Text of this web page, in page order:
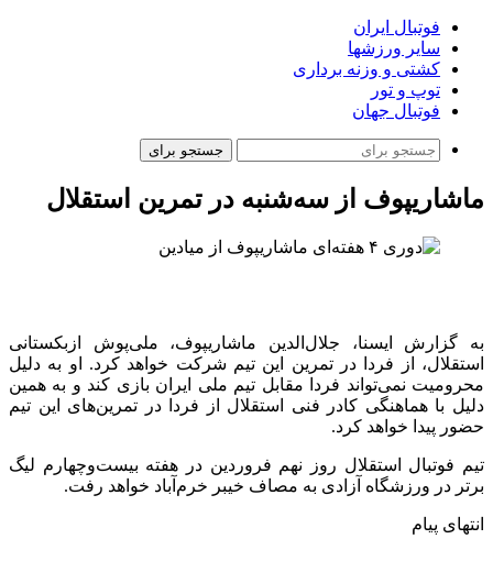
فوتبال ایران
سایر ورزشها
کشتی و وزنه برداری
توپ و تور
فوتبال جهان
جستجو برای
ماشاریپوف از سه‌شنبه در تمرین استقلال
به گزارش ایسنا، جلال‌الدین ماشاریپوف، ملی‌پوش ازبکستانی
استقلال، از فردا در تمرین این تیم شرکت خواهد کرد. او به دلیل
محرومیت نمی‌تواند فردا مقابل تیم ملی ایران بازی کند و به همین
دلیل با هماهنگی کادر فنی استقلال از فردا در تمرین‌های این تیم
حضور پیدا خواهد کرد.
تیم فوتبال استقلال روز نهم فروردین در هفته بیست‌وچهارم لیگ
برتر در ورزشگاه آزادی به مصاف خیبر خرم‌آباد خواهد رفت.
انتهای پیام